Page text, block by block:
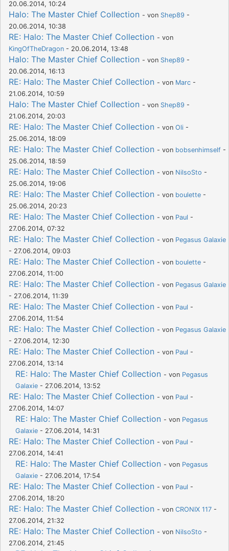
20.06.2014, 10:24
Halo: The Master Chief Collection - von Shep89 -
20.06.2014, 10:38
RE: Halo: The Master Chief Collection - von
KingOfTheDragon - 20.06.2014, 13:48
Halo: The Master Chief Collection - von Shep89 -
20.06.2014, 16:13
RE: Halo: The Master Chief Collection - von Marc -
21.06.2014, 10:59
Halo: The Master Chief Collection - von Shep89 -
21.06.2014, 20:03
RE: Halo: The Master Chief Collection - von Oli -
25.06.2014, 18:09
RE: Halo: The Master Chief Collection - von bobsenhimself -
25.06.2014, 18:59
RE: Halo: The Master Chief Collection - von NilsoSto -
25.06.2014, 19:06
RE: Halo: The Master Chief Collection - von boulette -
25.06.2014, 20:23
RE: Halo: The Master Chief Collection - von Paul -
27.06.2014, 07:32
RE: Halo: The Master Chief Collection - von Pegasus Galaxie
- 27.06.2014, 09:03
RE: Halo: The Master Chief Collection - von boulette -
27.06.2014, 11:00
RE: Halo: The Master Chief Collection - von Pegasus Galaxie
- 27.06.2014, 11:39
RE: Halo: The Master Chief Collection - von Paul -
27.06.2014, 11:54
RE: Halo: The Master Chief Collection - von Pegasus Galaxie
- 27.06.2014, 12:30
RE: Halo: The Master Chief Collection - von Paul -
27.06.2014, 13:14
RE: Halo: The Master Chief Collection - von Pegasus
Galaxie - 27.06.2014, 13:52
RE: Halo: The Master Chief Collection - von Paul -
27.06.2014, 14:07
RE: Halo: The Master Chief Collection - von Pegasus
Galaxie - 27.06.2014, 14:31
RE: Halo: The Master Chief Collection - von Paul -
27.06.2014, 14:41
RE: Halo: The Master Chief Collection - von Pegasus
Galaxie - 27.06.2014, 17:54
RE: Halo: The Master Chief Collection - von Paul -
27.06.2014, 18:20
RE: Halo: The Master Chief Collection - von CRONIX 117 -
27.06.2014, 21:32
RE: Halo: The Master Chief Collection - von NilsoSto -
27.06.2014, 21:45